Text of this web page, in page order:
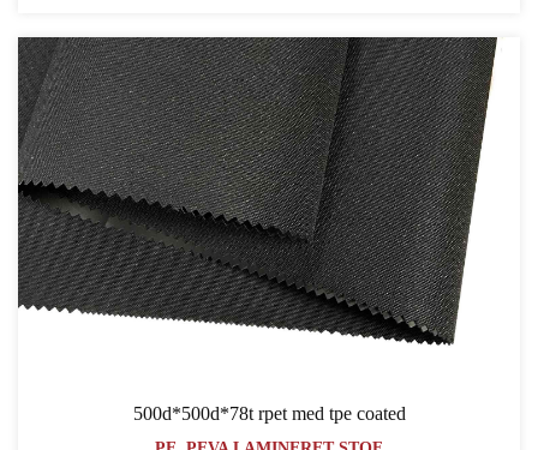
500d*500d*78t rpet med tpe coated